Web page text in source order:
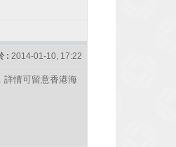
: 2014-01-10, 17:22
詳情可留意香港海